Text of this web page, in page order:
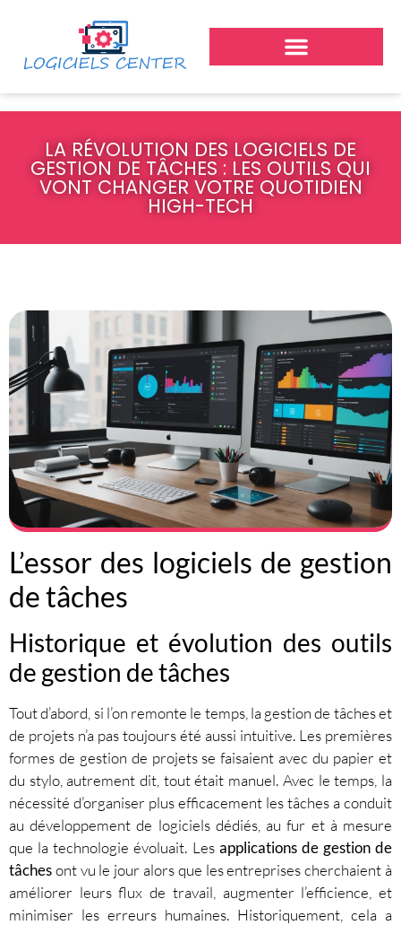
LA RÉVOLUTION DES LOGICIELS DE
GESTION DE TÂCHES : LES OUTILS QUI
VONT CHANGER VOTRE QUOTIDIEN
HIGH-TECH
L’essor des logiciels de gestion
de tâches
Historique et évolution des outils
de gestion de tâches
Tout d’abord, si l’on remonte le temps, la gestion de tâches et
de projets n’a pas toujours été aussi intuitive. Les premières
formes de gestion de projets se faisaient avec du papier et
du stylo, autrement dit, tout était manuel. Avec le temps, la
nécessité d’organiser plus efficacement les tâches a conduit
au développement de logiciels dédiés, au fur et à mesure
que la technologie évoluait. Les applications de gestion de
tâchesont vu le jour alors que les entreprises cherchaient à
améliorer leurs flux de travail, augmenter l’efficience, et
minimiser les erreurs humaines. Historiquement, cela a